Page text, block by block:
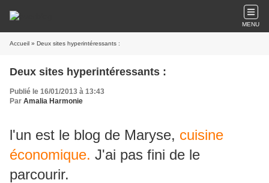
MENU
Accueil » Deux sites hyperintéressants :
Deux sites hyperintéressants :
Publié le 16/01/2013 à 13:43
Par Amalia Harmonie
l'un est le blog de Maryse, cuisine
économique. J'ai pas fini de le
parcourir.